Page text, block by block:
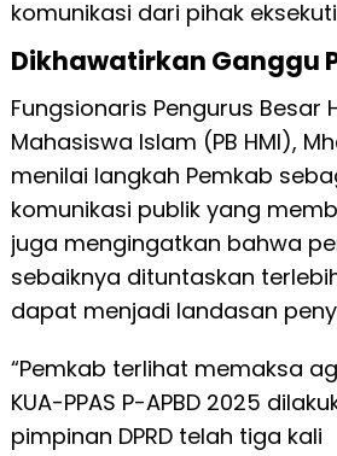
komunikasi dari pihak
Dikhawatirkan Ganggu
Fungsionaris Pengurus Besar
Mahasiswa Islam (PB HMI),
menilai langkah Pemkab
komunikasi publik yang
juga mengingatkan bahwa
sebaiknya dituntaskan
dapat menjadi landasan
“Pemkab terlihat memaksa
KUA-PPAS P-APBD 2025
pimpinan DPRD telah tiga kali